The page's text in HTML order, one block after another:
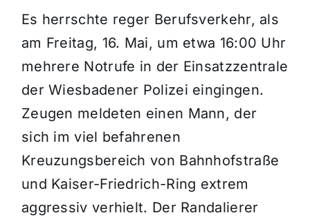
Es herrschte reger Berufsverkehr, als
am Freitag, 16. Mai, um etwa 16:00 Uhr
mehrere Notrufe in der Einsatzzentrale
der Wiesbadener Polizei eingingen.
Zeugen meldeten einen Mann, der
sich im viel befahrenen
Kreuzungsbereich von Bahnhofstraße
und Kaiser-Friedrich-Ring extrem
aggressiv verhielt. Der Randalierer